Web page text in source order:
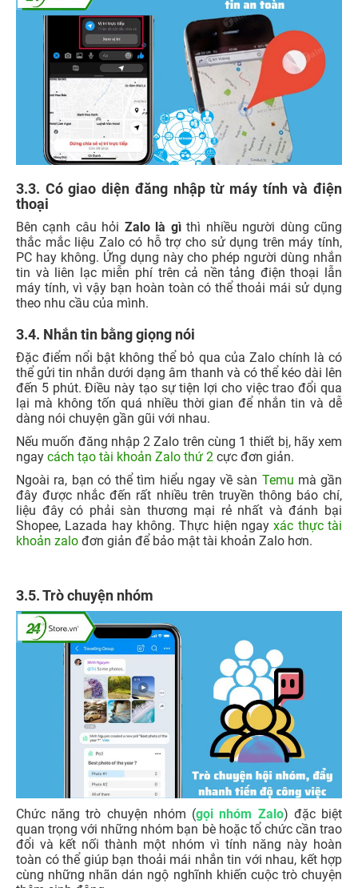
3.3. Có giao diện đăng nhập từ máy tính và điện
thoại
Bên cạnh câu hỏi Zalo là gìthì nhiều người dùng cũng
thắc mắc liệu Zalo có hỗ trợ cho sử dụng trên máy tính,
PC hay không. Ứng dụng này cho phép người dùng nhắn
tin và liên lạc miễn phí trên cả nền tảng điện thoại lẫn
máy tính, vì vậy bạn hoàn toàn có thể thoải mái sử dụng
theo nhu cầu của mình.
3.4. Nhắn tin bằng giọng nói
Đặc điểm nổi bật không thể bỏ qua của Zalo chính là có
thể gửi tin nhắn dưới dạng âm thanh và có thể kéo dài lên
đến 5 phút. Điều này tạo sự tiện lợi cho việc trao đổi qua
lại mà không tốn quá nhiều thời gian để nhắn tin và dễ
dàng nói chuyện gần gũi với nhau.
Nếu muốn đăng nhập 2 Zalo trên cùng 1 thiết bị, hãy xem
ngay cách tạo tài khoản Zalo thứ 2 cực đơn giản.
Ngoài ra, bạn có thể tìm hiểu ngay về sàn Temu mà gần
đây được nhắc đến rất nhiều trên truyền thông báo chí,
liệu đây có phải sàn thương mại rẻ nhất và đánh bại
Shopee, Lazada hay không. Thực hiện ngayxác thực tài
khoản zalo đơn giản để bảo mật tài khoản Zalo hơn.
3.5. Trò chuyện nhóm
Chức năng trò chuyện nhóm (gọi nhóm Zalo) đặc biệt
quan trọng với những nhóm bạn bè hoặc tổ chức cần trao
đổi và kết nối thành một nhóm vì tính năng này hoàn
toàn có thể giúp bạn thoải mái nhắn tin với nhau, kết hợp
cùng những nhãn dán ngộ nghĩnh khiến cuộc trò chuyện